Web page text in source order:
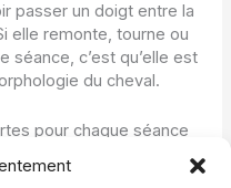
passer un doigt entre la
elle remonte, tourne ou
séance, c’est qu’elle est
du cheval.
pour chaque séance
fois, mais vivement